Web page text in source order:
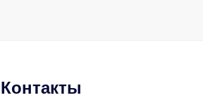
Контакты